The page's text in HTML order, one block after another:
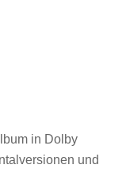
in Dolby
und